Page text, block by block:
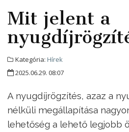
Mit jelent a
Kategória: Hírek
2025.06.29. 08:07
A nyugdíjrögzítés, azaz a
nélküli megállapítása
lehetőség a lehető legjobb